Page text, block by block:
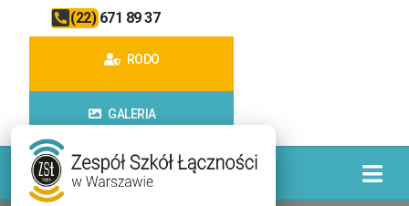
(22) 671 89 37
RODO
GALERIA